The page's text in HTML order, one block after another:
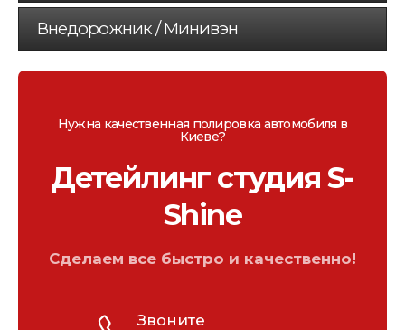
Внедорожник / Минивэн
Нужна качественная полировка автомобиля в
Киеве?
Детейлинг студия S-
Shine
Сделаем все быстро и качественно!
Звоните